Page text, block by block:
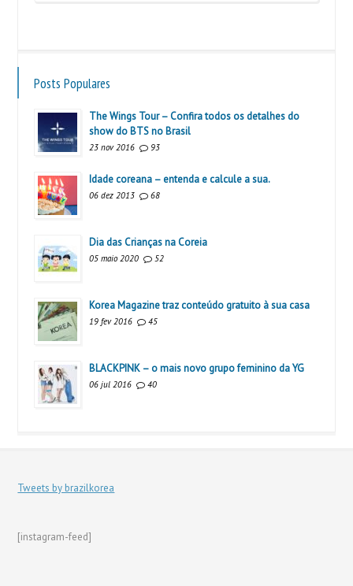
Posts Populares
The Wings Tour – Confira todos os detalhes do
show do BTS no Brasil
23 nov 2016 93
Idade coreana – entenda e calcule a sua.
06 dez 2013 68
Dia das Crianças na Coreia
05 maio 2020 52
Korea Magazine traz conteúdo gratuito à sua casa
19 fev 2016 45
BLACKPINK – o mais novo grupo feminino da YG
06 jul 2016 40
Tweets by brazilkorea
[instagram-feed]